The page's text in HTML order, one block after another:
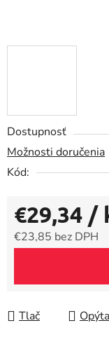
Dostupnosť
Možnosti doručenia
Kód:
€29,34 /
€23,85 bez DPH
Tlač